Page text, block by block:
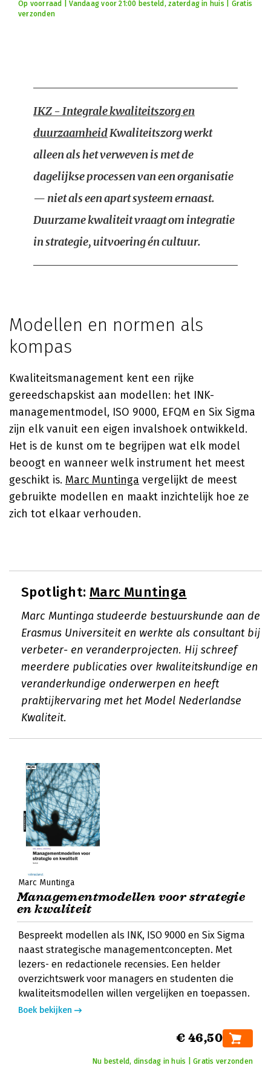
Op voorraad | Vandaag voor 21:00 besteld, zaterdag in huis | Gratis
verzonden
IKZ - Integrale kwaliteitszorg en
duurzaamheidKwaliteitszorg werkt
alleen als het verweven is met de
dagelijkse processen van een organisatie
— niet als een apart systeem ernaast.
Duurzame kwaliteit vraagt om integratie
in strategie, uitvoering én cultuur.
Modellen en normen als
kompas
Kwaliteitsmanagement kent een rijke
gereedschapskist aan modellen: het INK-
managementmodel, ISO 9000, EFQM en Six Sigma
zijn elk vanuit een eigen invalshoek ontwikkeld.
Het is de kunst om te begrijpen wat elk model
beoogt en wanneer welk instrument het meest
geschikt is. Marc Muntinga vergelijkt de meest
gebruikte modellen en maakt inzichtelijk hoe ze
zich tot elkaar verhouden.
Spotlight: Marc Muntinga
Marc Muntinga studeerde bestuurskunde aan de
Erasmus Universiteit en werkte als consultant bij
verbeter- en veranderprojecten. Hij schreef
meerdere publicaties over kwaliteitskundige en
veranderkundige onderwerpen en heeft
praktijkervaring met het Model Nederlandse
Kwaliteit.
Marc Muntinga
Managementmodellen voor strategie
en kwaliteit
Bespreekt modellen als INK, ISO 9000 en Six Sigma
naast strategische managementconcepten. Met
lezers- en redactionele recensies. Een helder
overzichtswerk voor managers en studenten die
kwaliteitsmodellen willen vergelijken en toepassen.
Boek bekijken
€ 46,50
Nu besteld, dinsdag in huis | Gratis verzonden